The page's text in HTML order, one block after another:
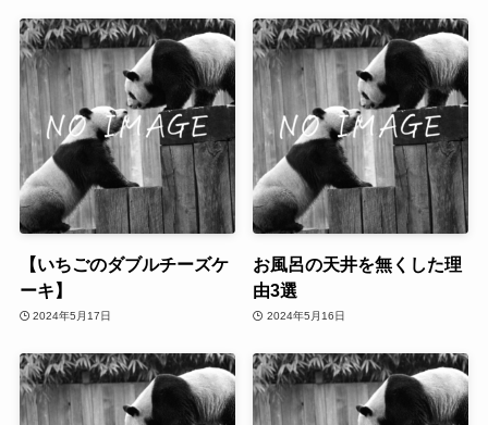
【いちごのダブルチーズケ
ーキ】
2024年5月17日
お風呂の天井を無くした理
由3選
2024年5月16日